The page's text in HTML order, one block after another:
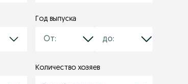
Год выпуска
Количество хозяев